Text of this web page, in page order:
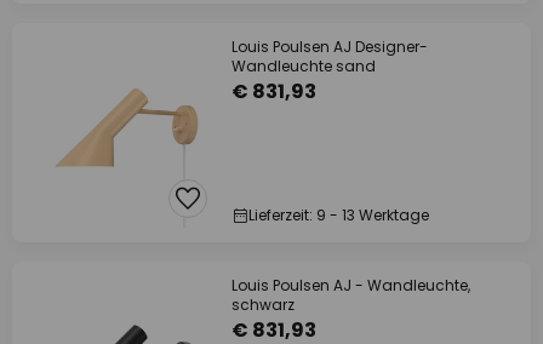
Louis Poulsen AJ Designer-
Wandleuchte sand
€ 831,93
Lieferzeit: 9 - 13 Werktage
Louis Poulsen AJ - Wandleuchte,
schwarz
€ 831,93